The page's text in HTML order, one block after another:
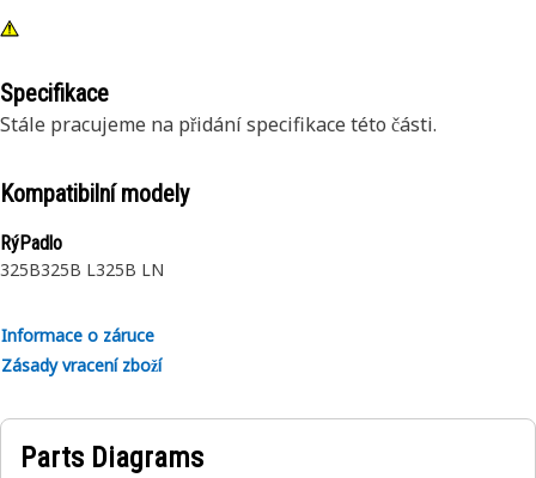
Specifikace
Stále pracujeme na přidání specifikace této části.
Kompatibilní modely
RýPadlo
325B325B L325B LN
Informace o záruce
Zásady vracení zboží
Parts Diagrams